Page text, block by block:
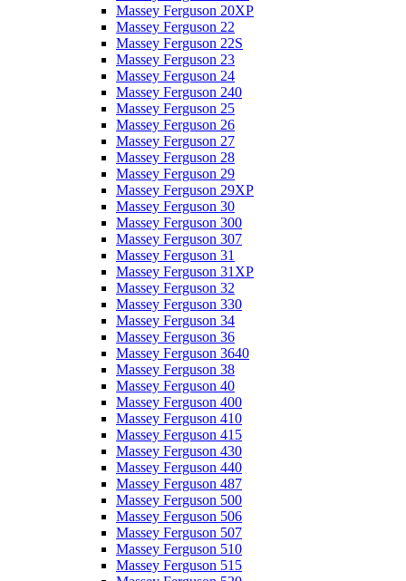
Massey Ferguson 20XP
Massey Ferguson 22
Massey Ferguson 22S
Massey Ferguson 23
Massey Ferguson 24
Massey Ferguson 240
Massey Ferguson 25
Massey Ferguson 26
Massey Ferguson 27
Massey Ferguson 28
Massey Ferguson 29
Massey Ferguson 29XP
Massey Ferguson 30
Massey Ferguson 300
Massey Ferguson 307
Massey Ferguson 31
Massey Ferguson 31XP
Massey Ferguson 32
Massey Ferguson 330
Massey Ferguson 34
Massey Ferguson 36
Massey Ferguson 3640
Massey Ferguson 38
Massey Ferguson 40
Massey Ferguson 400
Massey Ferguson 410
Massey Ferguson 415
Massey Ferguson 430
Massey Ferguson 440
Massey Ferguson 487
Massey Ferguson 500
Massey Ferguson 506
Massey Ferguson 507
Massey Ferguson 510
Massey Ferguson 515